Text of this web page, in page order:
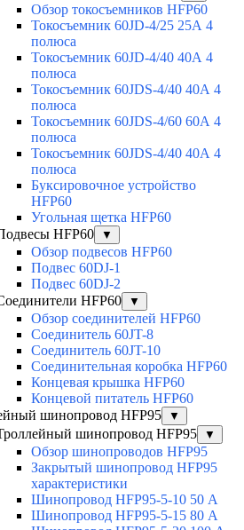
Обзор токосъемников HFP60
Токосъемник 60JD-4/25 25А 4
полюса
Токосъемник 60JD-4/40 40А 4
полюса
Токосъемник 60JDS-4/40 40А 4
полюса
Токосъемник 60JDS-4/60 60А 4
полюса
Токосъемник 60JDS-4/40 40А 4
полюса
Буксировочное устройство
HFP60
Угольная щетка HFP60
HFP60
▼
Обзор подвесов HFP60
Подвес 60DJ-1
Подвес 60DJ-2
HFP60
▼
Обзор соединителей HFP60
Соединитель 60JT-8
Соединитель 60JT-10
Соединительная коробка HFP60
Концевая крышка HFP60
Концевой питатель HFP60
шинопровод HFP95
▼
шинопровод HFP95 ▼
Обзор шинопроводов HFP95
Закрытый шинопровод HFP95
характеристики
Шинопровод HFP95-5-10 50 А
Шинопровод HFP95-5-15 80 А